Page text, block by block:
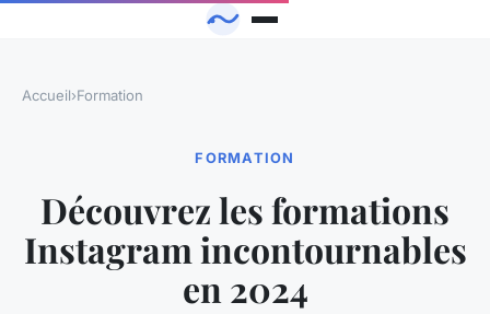
Accueil›Formation
FORMATION
Découvrez les formations
Instagram incontournables
en 2024